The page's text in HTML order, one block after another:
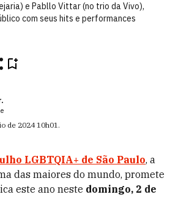
e Pabllo Vittar (no trio da Vivo),
com seus hits e performances
de 2024 10h01.
LGBTQIA+ de São Paulo, a
das maiores do mundo, promete
este ano neste domingo, 2 de